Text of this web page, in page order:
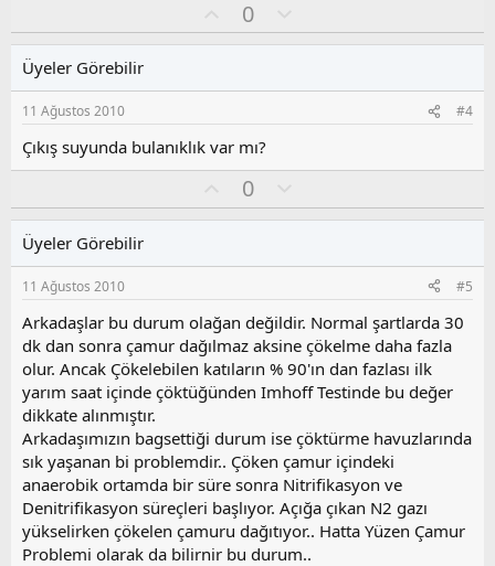
y
0
l
s
u
o
l
Üyeler Görebilir
11 Ağustos 2010 #4
Çıkış suyunda bulanıklık var mı?
y
0
l
s
u
z
o
y
l
a
Üyeler Görebilir
11 Ağustos 2010 #5
Arkadaşlar bu durum olağan değildir. Normal şartlarda 30
dk dan sonra çamur dağılmaz aksine çökelme daha fazla
olur. Ancak Çökelebilen katıların % 90'ın dan fazlası ilk
yarım saat içinde çöktüğünden Imhoff Testinde bu değer
dikkate alınmıştır.
Arkadaşımızın bagsettiği durum ise çöktürme havuzlarında
sık yaşanan bi problemdir.. Çöken çamur içindeki
anaerobik ortamda bir süre sonra Nitrifikasyon ve
Denitrifikasyon süreçleri başlıyor. Açığa çıkan N2 gazı
yükselirken çökelen çamuru dağıtıyor.. Hatta Yüzen Çamur
Problemi olarak da bilirnir bu durum..